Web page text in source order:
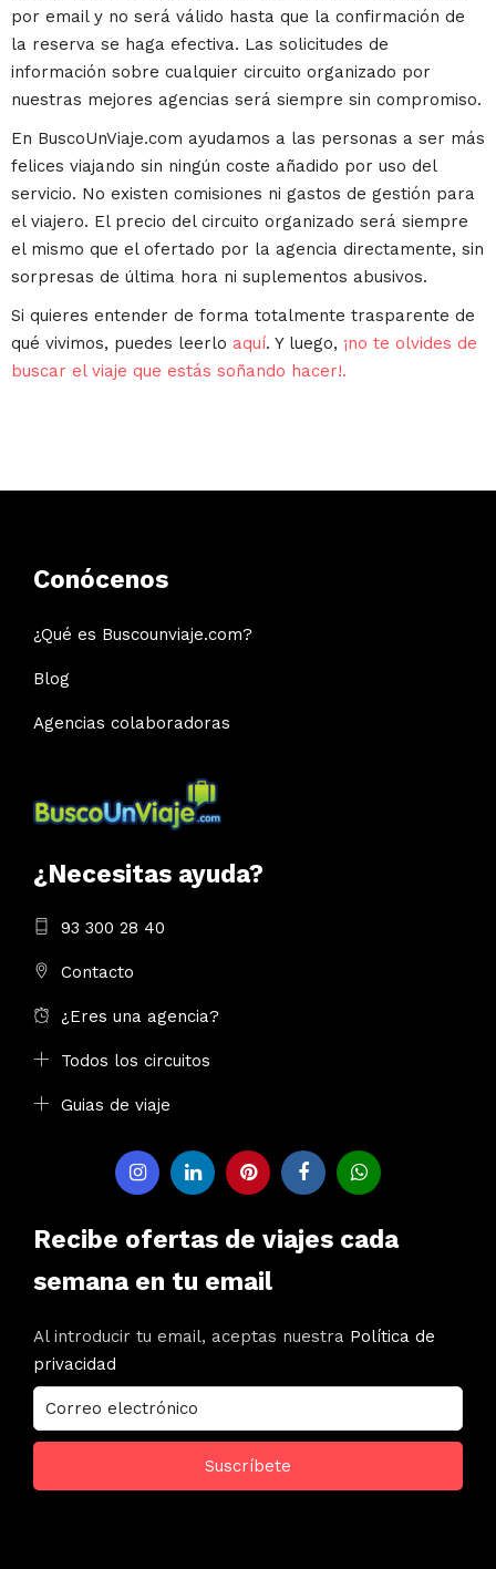
por email y no será válido hasta que la confirmación de
la reserva se haga efectiva. Las solicitudes de
información sobre cualquier circuito organizado por
nuestras mejores agencias será siempre sin compromiso.
En BuscoUnViaje.com ayudamos a las personas a ser más
felices viajando sin ningún coste añadido por uso del
servicio. No existen comisiones ni gastos de gestión para
el viajero. El precio del circuito organizado será siempre
el mismo que el ofertado por la agencia directamente, sin
sorpresas de última hora ni suplementos abusivos.
Si quieres entender de forma totalmente trasparente de
qué vivimos, puedes leerlo aquí. Y luego, ¡no te olvides de
buscar el viaje que estás soñando hacer!.
Conócenos
¿Qué es Buscounviaje.com?
Blog
Agencias colaboradoras
¿Necesitas ayuda?
93 300 28 40
Contacto
¿Eres una agencia?
Todos los circuitos
Guias de viaje
Recibe ofertas de viajes cada
semana en tu email
Al introducir tu email, aceptas nuestra Política de
privacidad